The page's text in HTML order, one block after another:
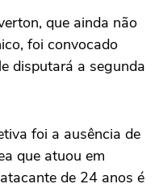
que ainda não
foi convocado
disputará a segunda
foi a ausência de
que atuou em
de 24 anos é